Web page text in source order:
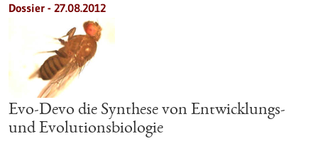
Dossier - 27.08.2012
Evo-Devo die Synthese von Entwicklungs-
und Evolutionsbiologie